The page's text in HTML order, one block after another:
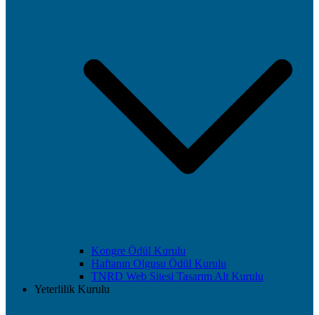
Kongre Ödül Kurulu
Haftanın Olgusu Ödül Kurulu
TNRD Web Sitesi Tasarım Alt Kurulu
Yeterlilik Kurulu